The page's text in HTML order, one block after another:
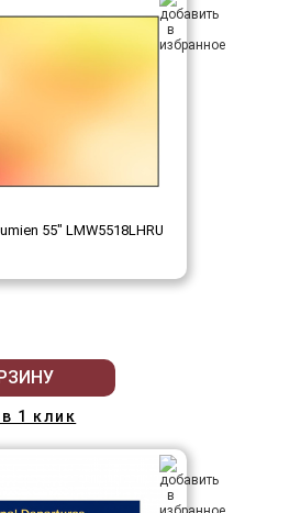
55" LMW5518LHRU
1 клик